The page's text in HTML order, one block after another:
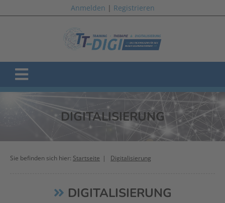
Anmelden | Registrieren
DIGITALISIERUNG
Sie befinden sich hier: Startseite Digitalisierung
DIGITALISIERUNG